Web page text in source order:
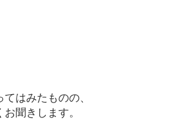
はみたものの、
聞きします。